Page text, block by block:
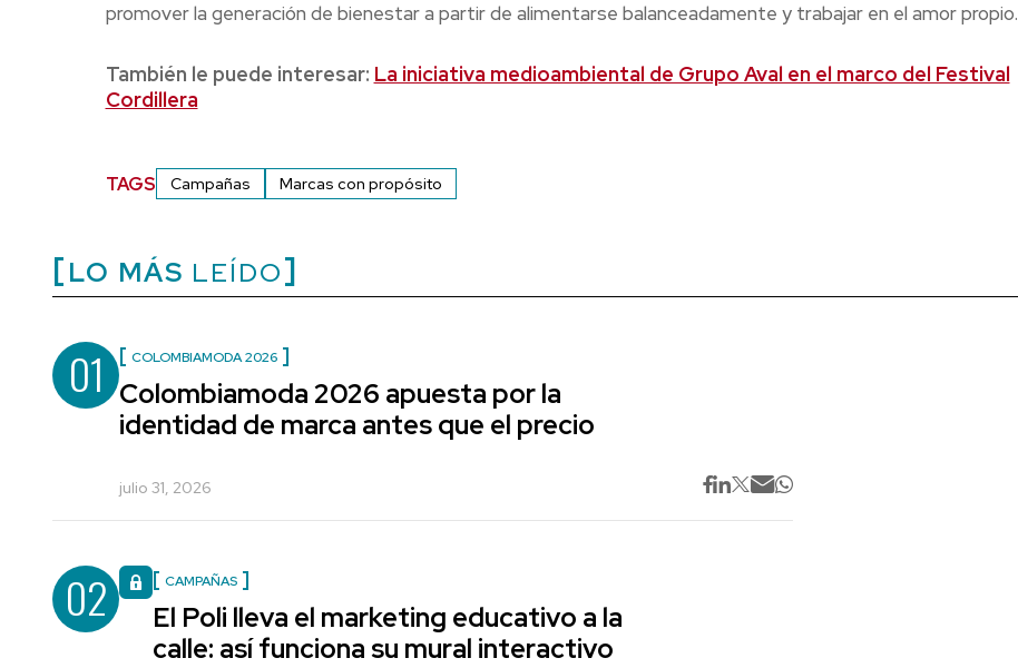
promover la generación de bienestar a partir de alimentarse balanceadamente y trabajar en el amor propio.
También le puede interesar: La iniciativa medioambiental de Grupo Aval en el marco del Festival
Cordillera
TAGS Campañas Marcas con propósito
LO MÁS LEÍDO
01 COLOMBIAMODA 2026
Colombiamoda 2026 apuesta por la
identidad de marca antes que el precio
julio 31, 2026
02 CAMPAÑAS
El Poli lleva el marketing educativo a la
calle: así funciona su mural interactivo